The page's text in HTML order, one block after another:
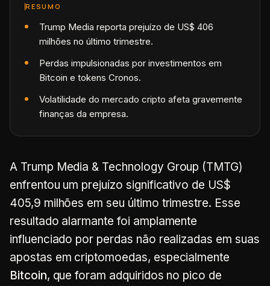
RESUMO
Trump Media reporta prejuízo de US$ 406
milhões no último trimestre.
Perdas impulsionadas por investimentos em
Bitcoin e tokens Cronos.
Volatilidade do mercado cripto afeta gravemente
finanças da empresa.
A Trump Media & Technology Group (TMTG)
enfrentou um prejuízo significativo de US$
405,9 milhões em seu último trimestre. Esse
resultado alarmante foi amplamente
influenciado por perdas não realizadas em suas
apostas em criptomoedas, especialmente
Bitcoin, que foram adquiridos no pico de